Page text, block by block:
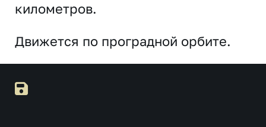
километров.
Движется по проградной орбите.